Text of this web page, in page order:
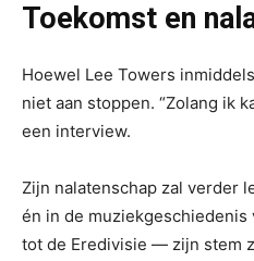
Toekomst en
Hoewel Lee Towers
niet aan stoppen. “Zolang ik
een interview.
Zijn nalatenschap zal verder
én in de muziekgeschiedenis
tot de Eredivisie — zijn stem